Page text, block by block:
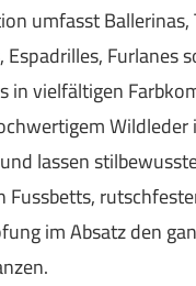
umfasst Ballerinas,
Furlanes
in vielfältigen
lassen
Fussbetts,
im Absatz den